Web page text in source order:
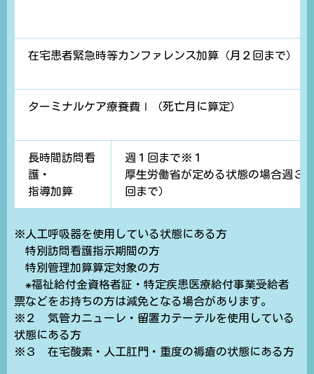
在宅患者緊急時等カンファレンス加算（月２回まで）
ターミナルケア療養費Ⅰ（死亡月に算定）
長時間訪問看
護・
指導加算
週１回まで※１
厚生労働省が定める状態の場合週３
回まで）
※人工呼吸器を使用している状態にある方
特別訪問看護指示期間の方
特別管理加算算定対象の方
⁕福祉給付金資格者証・特定疾患医療給付事業受給者
票などをお持ちの方は減免となる場合があります。
※２ 気管カニューレ・留置カテーテルを使用している
状態にある方
※３ 在宅酸素・人工肛門・重度の褥瘡の状態にある方